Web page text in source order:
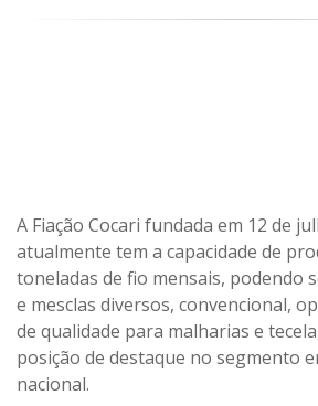
A Fiação Cocari fundada em 12 de
atualmente tem a capacidade de
toneladas de fio mensais, podendo
e mesclas diversos, convencional,
de qualidade para malharias e
posição de destaque no segmento
nacional.